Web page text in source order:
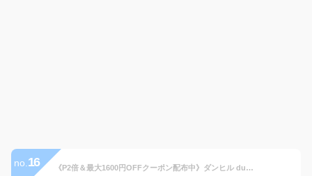
no. 16 《P2倍＆最大1600円OFFクーポン配布中》ダンヒル dunhill メンズ 名刺入れ レザー カードケース ブラック 19F2F47AT 001 | コンビニ受取 xcp2 ブランド